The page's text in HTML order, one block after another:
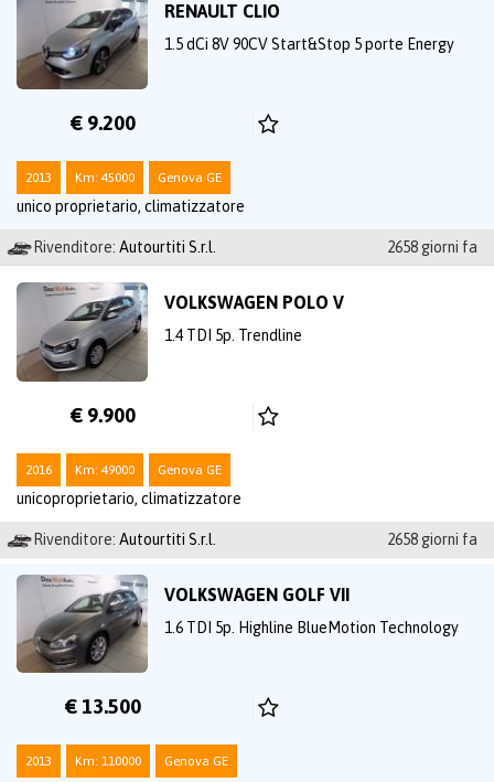
RENAULT CLIO
1.5 dCi 8V 90CV Start&Stop 5 porte Energy
€ 9.200
2013 Km: 45000 Genova GE
unico proprietario, climatizzatore
Rivenditore: Autourtiti S.r.l. 2658 giorni fa
VOLKSWAGEN POLO V
1.4 TDI 5p. Trendline
€ 9.900
2016 Km: 49000 Genova GE
unicoproprietario, climatizzatore
Rivenditore: Autourtiti S.r.l. 2658 giorni fa
VOLKSWAGEN GOLF VII
1.6 TDI 5p. Highline BlueMotion Technology
€ 13.500
2013 Km: 110000 Genova GE